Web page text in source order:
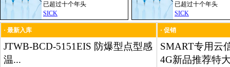
已超过十个年头
SICK
已超过十个年头
SICK
· 最新入库
JTWB-BCD-5151EIS 防爆型点型感
温...
· 促销
SMART专用云
4G新品推荐特